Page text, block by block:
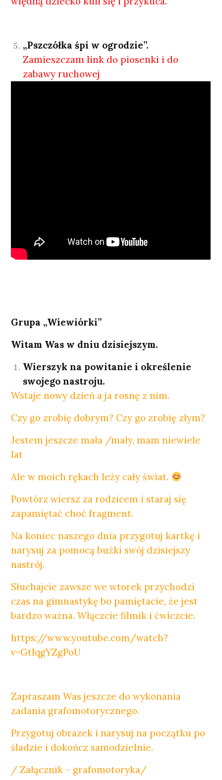
„Pszczółka śpi w ogrodzie”.
Zamieszczam link do piosenki i do
zabawy ruchowej
Grupa „Wiewiórki”
Witam Was w dniu dzisiejszym.
Wierszyk na powitanie i określenie
swojego nastroju.
Wstaje nowy dzień a ja rosnę z nim.
Czy go zrobię dobrym? Czy go zrobię złym?
Jestem jeszcze mała /mały, mam niewiele
lat
Ale w moich rękach leży cały świat.
Powtórz wiersz za rodzicem i staraj się
zapamiętać choć fragment.
Na koniec naszego dnia przygotuj kartkę i
narysuj za pomocą buźki swój dzisiejszy
nastrój.
Słuchajcie zawsze we wtorek przychodzi
czas na gimnastykę bo pamiętacie, że jest
bardzo ważna. Włączcie filmik i ćwiczcie.
https://www.youtube.com/watch?
v=GtIqgYZgPoU
Zapraszam Was jeszcze do wykonania
zadania grafomotorycznego.
Przygotuj obrazek i narysuj na początku po
śladzie i dokończ samodzielnie.
/ Załącznik – grafomotoryka/